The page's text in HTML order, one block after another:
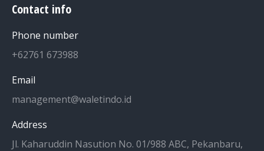
Contact info
Phone number
+62761 673988
Email
management@waletindo.id
Address
Jl. Kaharuddin Nasution No. 01/988 ABC, Pekanbaru,